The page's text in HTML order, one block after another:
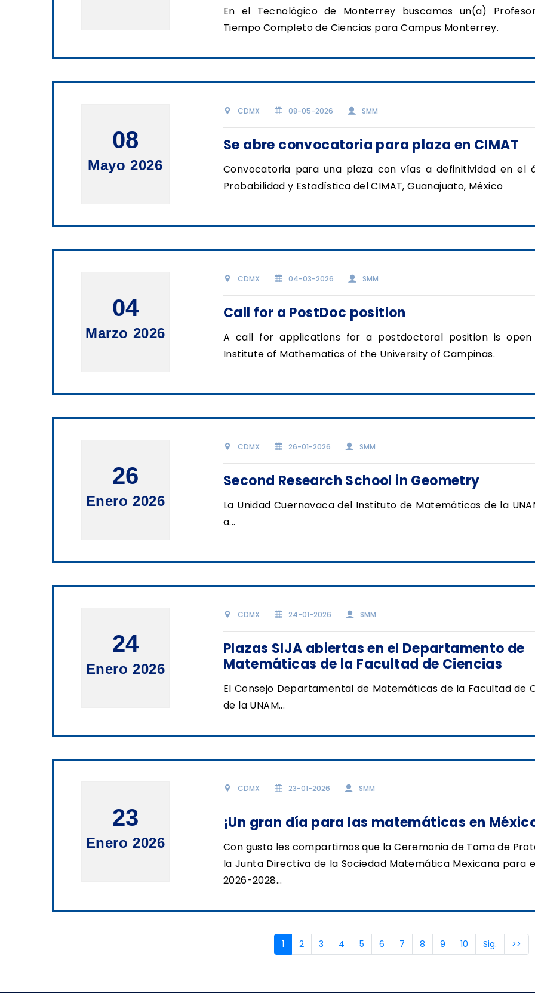
En el Tecnológico de Monterrey buscamos un(a)
Tiempo Completo de Ciencias para Campus Monterrey.
08
Mayo 2026
CDMX 08-05-2026 SMM
Se abre convocatoria para plaza en CIMAT
Convocatoria para una plaza con vías a definitividad en el
Probabilidad y Estadística del CIMAT, Guanajuato, México
04
Marzo 2026
CDMX 04-03-2026 SMM
Call for a PostDoc position
A call for applications for a postdoctoral position is
Institute of Mathematics of the University of Campinas.
26
Enero 2026
CDMX 26-01-2026 SMM
Second Research School in Geometry
La Unidad Cuernavaca del Instituto de Matemáticas de la
a...
24
Enero 2026
CDMX 24-01-2026 SMM
Plazas SIJA abiertas en el Departamento de
Matemáticas de la Facultad de Ciencias
El Consejo Departamental de Matemáticas de la Facultad de
de la UNAM...
23
Enero 2026
CDMX 23-01-2026 SMM
¡Un gran día para las matemáticas en
Con gusto les compartimos que la Ceremonia de Toma de
la Junta Directiva de la Sociedad Matemática Mexicana para
2026-2028...
1(current)
2 3 4 5 6 7 8 9 10 Sig. >>